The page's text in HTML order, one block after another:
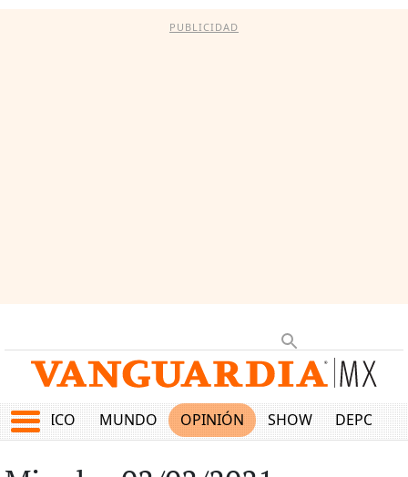
PUBLICIDAD
MÉXICO MUNDO OPINIÓN SHOW